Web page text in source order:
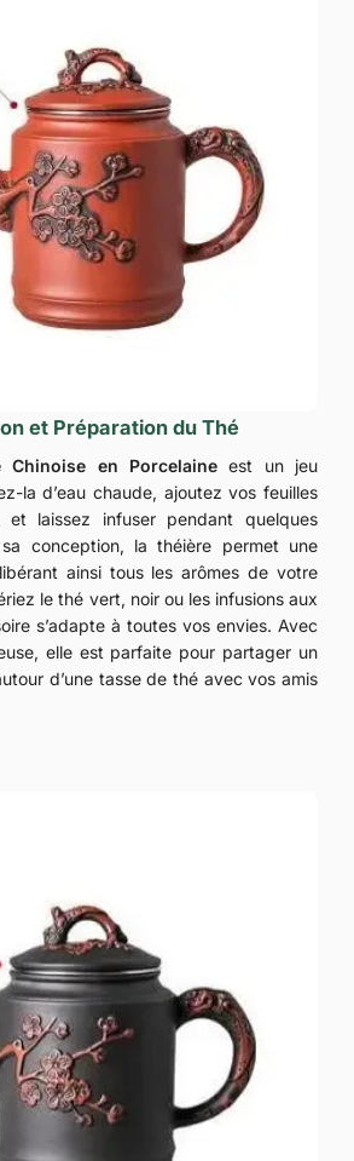
et Préparation du Thé
Chinoise en Porcelaineest un jeu
la d’eau chaude, ajoutez vos feuilles
laissez infuser pendant quelques
conception, la théière permet une
ainsi tous les arômes de votre
le thé vert, noir ou les infusions aux
s’adapte à toutes vos envies. Avec
elle est parfaite pour partager un
d’une tasse de thé avec vos amis